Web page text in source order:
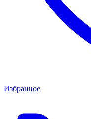
Избранное